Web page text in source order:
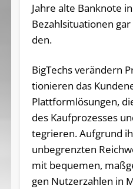
Jahre alte Bank­no­te
Bezahlsituationen
den.
Big­Techs ver­än­dern
tio­nie­ren das
Platt­form­lö­sun­gen,
des Kauf­pro­zes­ses
te­grie­ren. Auf­grund
unbegrenzten
mit bequemen,
gen Nut­zer­zah­len in